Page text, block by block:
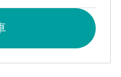
專輯主編前言